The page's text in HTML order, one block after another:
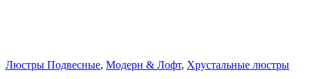
Люстры Подвесные, Модерн & Лофт, Хрустальные люстры